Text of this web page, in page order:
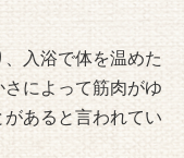
入浴で体を温めた
によって筋肉がゆ
あると言われてい